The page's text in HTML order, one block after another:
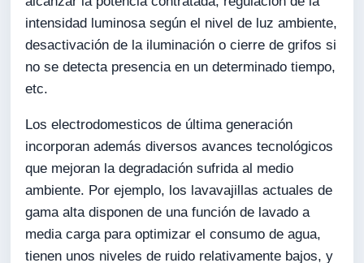
intensidad luminosa según el nivel de luz ambiente,
desactivación de la iluminación o cierre de grifos si
no se detecta presencia en un determinado tiempo,
etc.
Los electrodomesticos de última generación
incorporan además diversos avances tecnológicos
que mejoran la degradación sufrida al medio
ambiente. Por ejemplo, los lavavajillas actuales de
gama alta disponen de una función de lavado a
media carga para optimizar el consumo de agua,
tienen unos niveles de ruido relativamente bajos, y